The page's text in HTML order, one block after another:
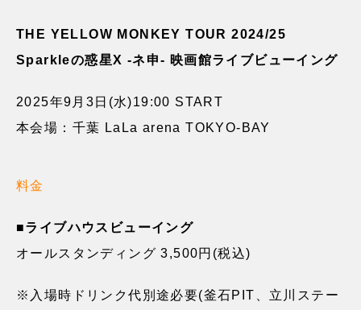
THE YELLOW MONKEY TOUR 2024/25
Sparkleの惑星X -ネ申- 映画館ライブビューイング
2025年9月3日(水)19:00 START
本会場：千葉 LaLa arena TOKYO-BAY
料金
■ライブハウスビューイング
オールスタンディング 3,500円(税込)
※入場時ドリンク代別途必要(釜石PIT、立川ステー